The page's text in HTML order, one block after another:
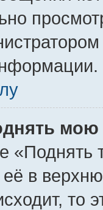
мою
«Поднять
её в
то